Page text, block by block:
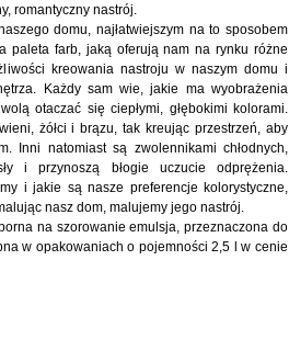
romantyczny nastrój.
domu, najłatwiejszym na to sposobem
paleta farb, jaką oferują nam na rynku różne
kreowania nastroju w naszym domu i
Każdy sam wie, jakie ma wyobrażenia
otaczać się ciepłymi, głębokimi kolorami.
żółci i brązu, tak kreując przestrzeń, aby
Inni natomiast są zwolennikami chłodnych,
i przynoszą błogie uczucie odprężenia.
i jakie są nasze preferencje kolorystyczne,
nasz dom, malujemy jego nastrój.
na szorowanie emulsja, przeznaczona do
w opakowaniach o pojemności 2,5 l w cenie